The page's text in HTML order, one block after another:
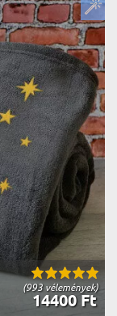
(993 vélemények)
14400 Ft